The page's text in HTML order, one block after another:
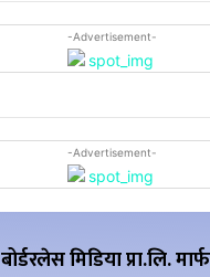
-Advertisement-
-Advertisement-
बोर्डरलेस मिडिया प्रा.लि.